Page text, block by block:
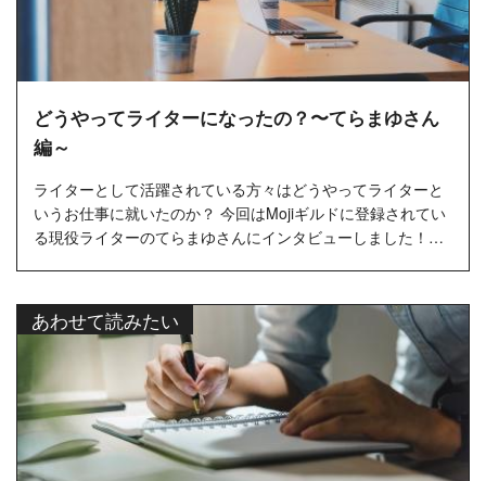
どうやってライターになったの？〜てらまゆさん
編～
ライターとして活躍されている方々はどうやってライターと
いうお仕事に就いたのか？ 今回はMojiギルドに登録されてい
る現役ライターのてらまゆさんにインタビューしました！…
あわせて読みたい